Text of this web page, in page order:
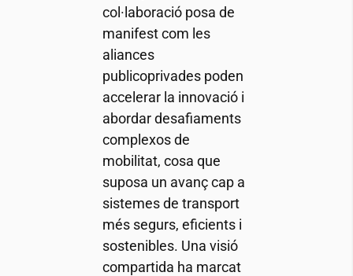
col·laboració posa de
manifest com les
aliances
publicoprivades poden
accelerar la innovació i
abordar desafiaments
complexos de
mobilitat, cosa que
suposa un avanç cap a
sistemes de transport
més segurs, eficients i
sostenibles. Una visió
compartida ha marcat